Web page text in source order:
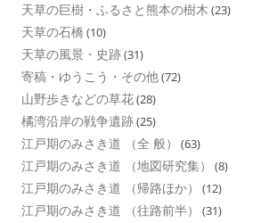
天草の巨樹・ふるさと熊本の樹木 (23)
天草の石橋 (10)
天草の風景・史跡(31)
寄稿・ゆうこう・その他(72)
山野歩きなどの草花(28)
橘湾沿岸の戦争遺跡(25)
江戸期のみさき道 （全 般） (63)
江戸期のみさき道 （地図研究集） (8)
江戸期のみさき道 （帰路ほか） (12)
江戸期のみさき道 （往路前半） (31)